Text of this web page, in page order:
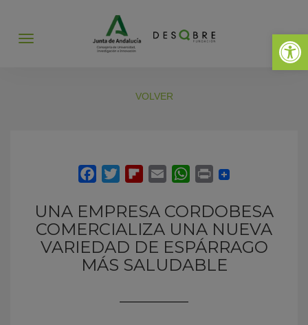
Abrir
Abrir
VOLVER
UNA EMPRESA CORDOBESA
COMERCIALIZA UNA NUEVA
VARIEDAD DE ESPÁRRAGO
MÁS SALUDABLE